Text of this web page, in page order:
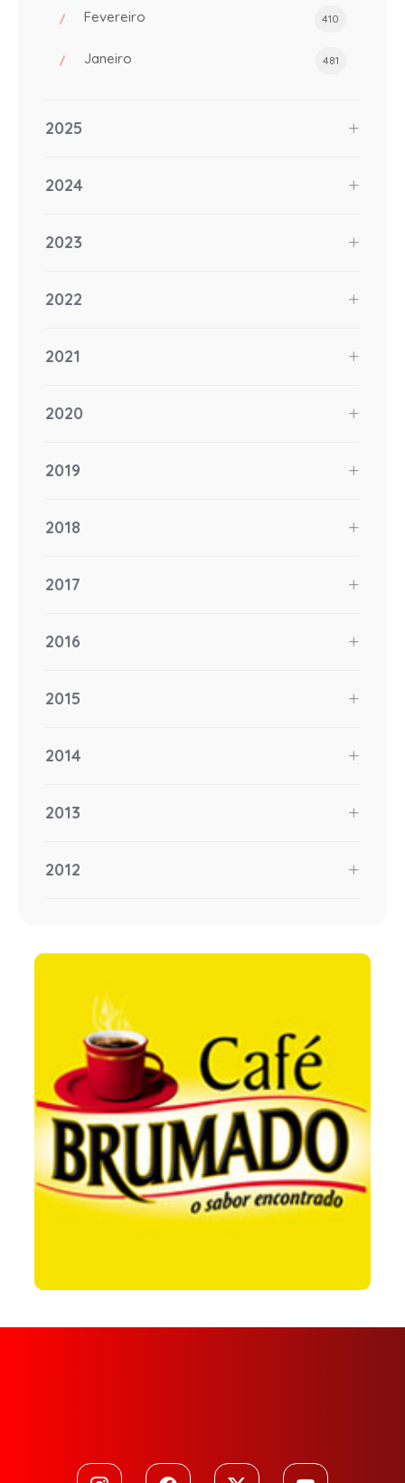
Fevereiro 410
Janeiro 481
2025
2024
2023
2022
2021
2020
2019
2018
2017
2016
2015
2014
2013
2012